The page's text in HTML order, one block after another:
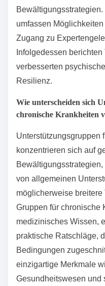
umfassen Möglichkeiten
Zugang zu
Infolgedessen berichten
verbesserten
Resilienz.
Wie unterscheiden sich
chronische Krankheiten